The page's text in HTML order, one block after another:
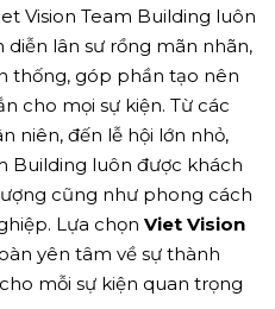
Vision Team Building luôn
lân sư rồng mãn nhãn,
thống, góp phần tạo nên
cho mọi sự kiện. Từ các
niên, đến lễ hội lớn nhỏ,
Building luôn được khách
cũng như phong cách
Lựa chọn Viet Vision
yên tâm về sự thành
mỗi sự kiện quan trọng